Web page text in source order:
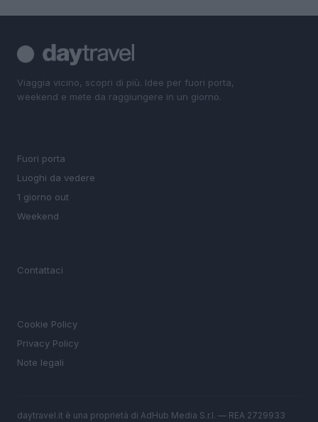
Viaggia vicino, scopri di più. Idee per fuori porta,
weekend e mete da raggiungere in un giorno.
Fuori porta
Luoghi da vedere
1 giorno out
Weekend
Contattaci
Cookie Policy
Privacy Policy
Note legali
daytravel.it è una proprietà di AdHub Media S.r.l. — REA 2729933